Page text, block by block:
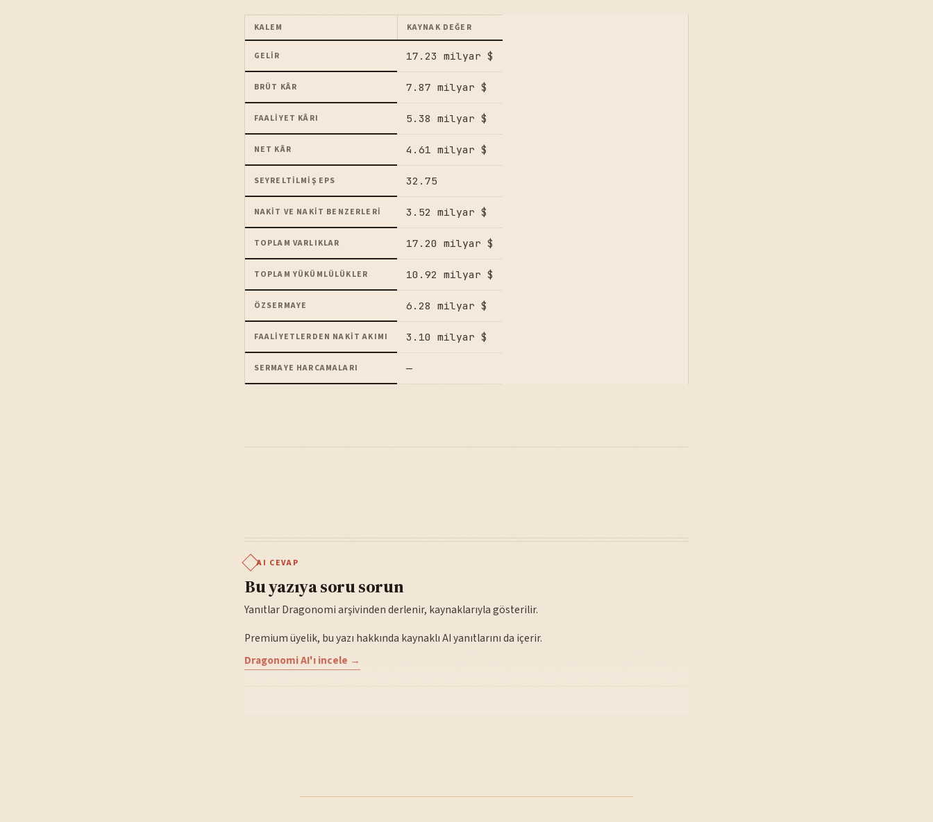
KALEM KAYNAK DEĞER
GELIR 17.23 milyar $
BRÜT KÂR 7.87 milyar $
FAALIYET KÂRI 5.38 milyar $
NET KÂR 4.61 milyar $
SEYRELTILMIŞ EPS 32.75
NAKIT VE NAKIT BENZERLERI 3.52 milyar $
TOPLAM VARLIKLAR 17.20 milyar $
TOPLAM YÜKÜMLÜLÜKLER 10.92 milyar $
ÖZSERMAYE 6.28 milyar $
FAALIYETLERDEN NAKIT AKIMI 3.10 milyar $
SERMAYE HARCAMALARI —
AI CEVAP
Bu yazıya soru sorun
Yanıtlar Dragonomi arşivinden derlenir, kaynaklarıyla gösterilir.
Premium üyelik, bu yazı hakkında kaynaklı AI yanıtlarını da içerir.
Dragonomi AI'ı incele →